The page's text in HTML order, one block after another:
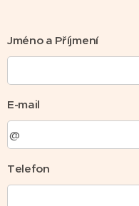
Jméno a Příjmení
E-mail
Telefon